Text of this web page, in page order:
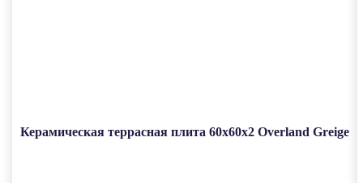
Керамическая террасная плита 60x60x2 Overland Greige